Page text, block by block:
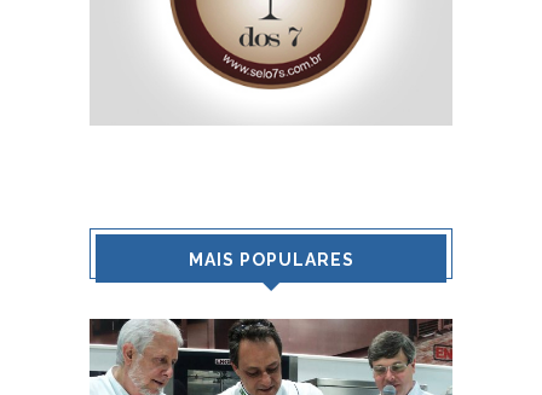
MAIS POPULARES